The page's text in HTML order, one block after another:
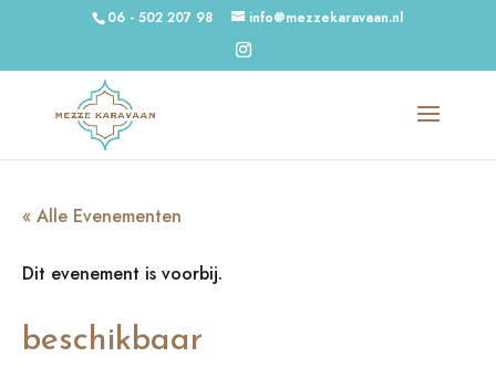
06 - 502 207 98 info@mezzekaravaan.nl
« Alle Evenementen
Dit evenement is voorbij.
beschikbaar